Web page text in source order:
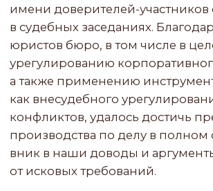
Значимость проекта:
Клиенты избежали введения процедуры
банкротства, фактически сохранили весь
бизнес компании и ее активы, включая
портфель заказов, в безопасности. Кроме того,
инициирование процедуры банкротства
могло привести к досрочному расторжению